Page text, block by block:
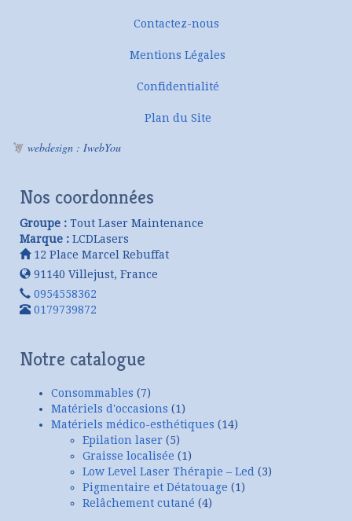
Contactez-nous
Mentions Légales
Confidentialité
Plan du Site
webdesign : IwebYou
Nos coordonnées
Groupe : Tout Laser Maintenance
Marque : LCDLasers
12 Place Marcel Rebuffat
91140 Villejust, France
0954558362
0179739872
Notre catalogue
Consommables (7)
Matériels d'occasions (1)
Matériels médico-esthétiques (14)
Epilation laser (5)
Graisse localisée (1)
Low Level Laser Thérapie – Led (3)
Pigmentaire et Détatouage (1)
Relâchement cutané (4)